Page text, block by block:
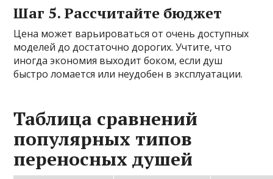
Шаг 5. Рассчитайте бюджет
Цена может варьироваться от очень доступных
моделей до достаточно дорогих. Учтите, что
иногда экономия выходит боком, если душ
быстро ломается или неудобен в эксплуатации.
Таблица сравнений
популярных типов
переносных душей